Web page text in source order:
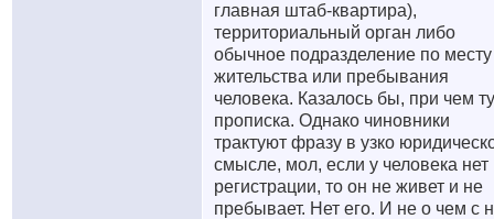
главная штаб-квартира),
территориальный орган либо
обычное подразделение по месту
жительства или пребывания
человека. Казалось бы, при чем
прописка. Однако чиновники
трактуют фразу в узко
смысле, мол, если у человека нет
регистрации, то он не живет и не
пребывает. Нет его. И не о чем с